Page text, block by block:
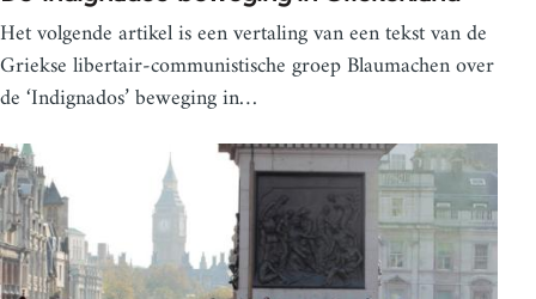
Het volgende artikel is een vertaling van een tekst van de
Griekse libertair-communistische groep Blaumachen over
de ‘Indignados’ beweging in…